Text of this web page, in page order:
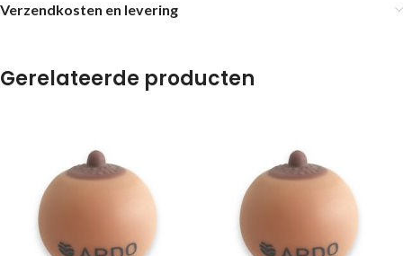
Verzendkosten en levering
Gerelateerde producten